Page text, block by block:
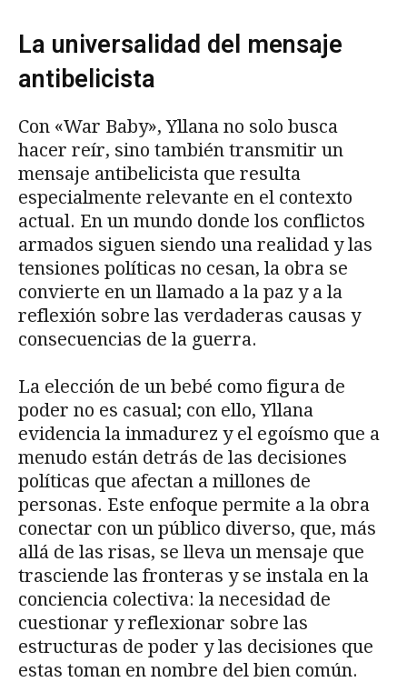
La universalidad del mensaje
antibelicista
Con «War Baby», Yllana no solo busca
hacer reír, sino también transmitir un
mensaje antibelicista que resulta
especialmente relevante en el contexto
actual. En un mundo donde los conflictos
armados siguen siendo una realidad y las
tensiones políticas no cesan, la obra se
convierte en un llamado a la paz y a la
reflexión sobre las verdaderas causas y
consecuencias de la guerra.
La elección de un bebé como figura de
poder no es casual; con ello, Yllana
evidencia la inmadurez y el egoísmo que a
menudo están detrás de las decisiones
políticas que afectan a millones de
personas. Este enfoque permite a la obra
conectar con un público diverso, que, más
allá de las risas, se lleva un mensaje que
trasciende las fronteras y se instala en la
conciencia colectiva: la necesidad de
cuestionar y reflexionar sobre las
estructuras de poder y las decisiones que
estas toman en nombre del bien común.